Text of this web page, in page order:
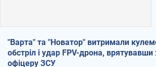
"Варта" та "Новатор" витримали
обстріл і удар FPV-дрона,
офіцеру ЗСУ